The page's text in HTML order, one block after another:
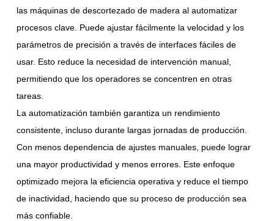
las máquinas de descortezado de madera al automatizar
procesos clave. Puede ajustar fácilmente la velocidad y los
parámetros de precisión a través de interfaces fáciles de
usar. Esto reduce la necesidad de intervención manual,
permitiendo que los operadores se concentren en otras
tareas.
La automatización también garantiza un rendimiento
consistente, incluso durante largas jornadas de producción.
Con menos dependencia de ajustes manuales, puede lograr
una mayor productividad y menos errores. Este enfoque
optimizado mejora la eficiencia operativa y reduce el tiempo
de inactividad, haciendo que su proceso de producción sea
más confiable.